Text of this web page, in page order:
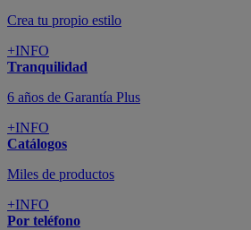
Crea tu propio estilo
+INFO
Tranquilidad
6 años de Garantía Plus
+INFO
Catálogos
Miles de productos
+INFO
Por teléfono